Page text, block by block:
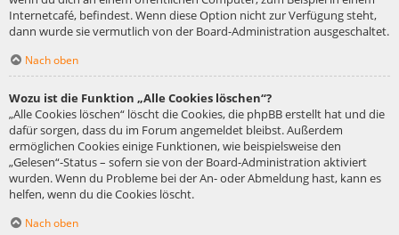
Internetcafé, befindest. Wenn diese Option nicht zur Verfügung steht,
dann wurde sie vermutlich von der Board-Administration ausgeschaltet.
Nach oben
Wozu ist die Funktion „Alle Cookies löschen“?
„Alle Cookies löschen“ löscht die Cookies, die phpBB erstellt hat und die
dafür sorgen, dass du im Forum angemeldet bleibst. Außerdem
ermöglichen Cookies einige Funktionen, wie beispielsweise den
„Gelesen“-Status – sofern sie von der Board-Administration aktiviert
wurden. Wenn du Probleme bei der An- oder Abmeldung hast, kann es
helfen, wenn du die Cookies löscht.
Nach oben